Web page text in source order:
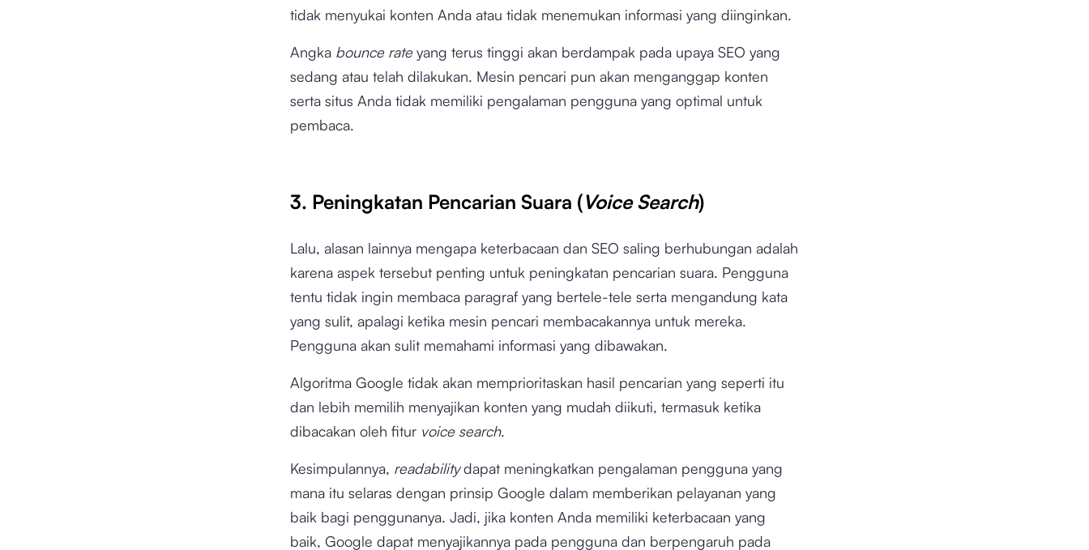
tidak menyukai konten Anda atau tidak menemukan informasi yang diinginkan.
Angka bounce rateyang terus tinggi akan berdampak pada upaya SEO yang
sedang atau telah dilakukan. Mesin pencari pun akan menganggap konten
serta situs Anda tidak memiliki pengalaman pengguna yang optimal untuk
pembaca.
3. Peningkatan Pencarian Suara (Voice Search)
Lalu, alasan lainnya mengapa keterbacaan dan SEO saling berhubungan adalah
karena aspek tersebut penting untuk peningkatan pencarian suara. Pengguna
tentu tidak ingin membaca paragraf yang bertele-tele serta mengandung kata
yang sulit, apalagi ketika mesin pencari membacakannya untuk mereka.
Pengguna akan sulit memahami informasi yang dibawakan.
Algoritma Google tidak akan memprioritaskan hasil pencarian yang seperti itu
dan lebih memilih menyajikan konten yang mudah diikuti, termasuk ketika
dibacakan oleh fitur voice search.
Kesimpulannya, readabilitydapat meningkatkan pengalaman pengguna yang
mana itu selaras dengan prinsip Google dalam memberikan pelayanan yang
baik bagi penggunanya. Jadi, jika konten Anda memiliki keterbacaan yang
baik, Google dapat menyajikannya pada pengguna dan berpengaruh pada